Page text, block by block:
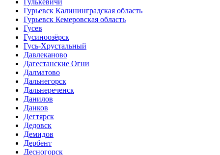
Гулькевичи
Гурьевск Калининградская область
Гурьевск Кемеровская область
Гусев
Гусиноозёрск
Гусь-Хрустальный
Давлеканово
Дагестанские Огни
Далматово
Дальнегорск
Дальнереченск
Данилов
Данков
Дегтярск
Дедовск
Демидов
Дербент
Десногорск